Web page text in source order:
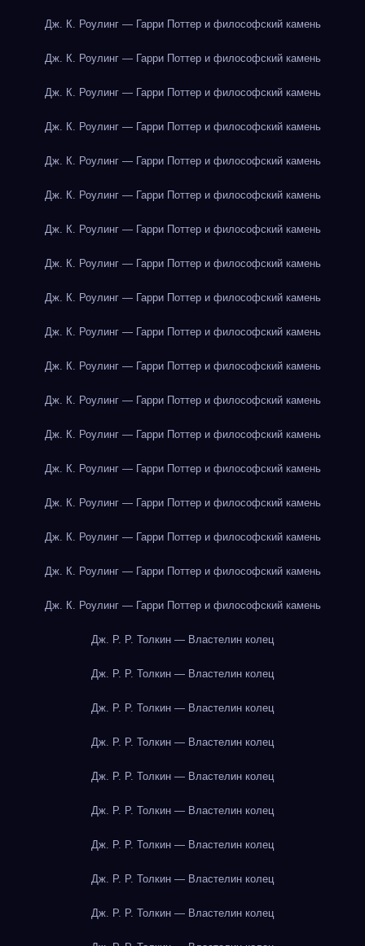
Дж. К. Роулинг — Гарри Поттер и философский камень
Дж. К. Роулинг — Гарри Поттер и философский камень
Дж. К. Роулинг — Гарри Поттер и философский камень
Дж. К. Роулинг — Гарри Поттер и философский камень
Дж. К. Роулинг — Гарри Поттер и философский камень
Дж. К. Роулинг — Гарри Поттер и философский камень
Дж. К. Роулинг — Гарри Поттер и философский камень
Дж. К. Роулинг — Гарри Поттер и философский камень
Дж. К. Роулинг — Гарри Поттер и философский камень
Дж. К. Роулинг — Гарри Поттер и философский камень
Дж. К. Роулинг — Гарри Поттер и философский камень
Дж. К. Роулинг — Гарри Поттер и философский камень
Дж. К. Роулинг — Гарри Поттер и философский камень
Дж. К. Роулинг — Гарри Поттер и философский камень
Дж. К. Роулинг — Гарри Поттер и философский камень
Дж. К. Роулинг — Гарри Поттер и философский камень
Дж. К. Роулинг — Гарри Поттер и философский камень
Дж. К. Роулинг — Гарри Поттер и философский камень
Дж. Р. Р. Толкин — Властелин колец
Дж. Р. Р. Толкин — Властелин колец
Дж. Р. Р. Толкин — Властелин колец
Дж. Р. Р. Толкин — Властелин колец
Дж. Р. Р. Толкин — Властелин колец
Дж. Р. Р. Толкин — Властелин колец
Дж. Р. Р. Толкин — Властелин колец
Дж. Р. Р. Толкин — Властелин колец
Дж. Р. Р. Толкин — Властелин колец